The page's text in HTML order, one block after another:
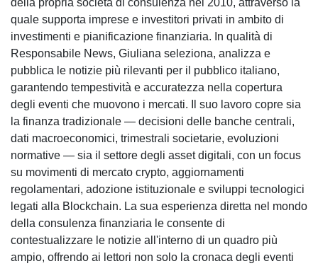
della propria società di consulenza nel 2010, attraverso la
quale supporta imprese e investitori privati in ambito di
investimenti e pianificazione finanziaria. In qualità di
Responsabile News, Giuliana seleziona, analizza e
pubblica le notizie più rilevanti per il pubblico italiano,
garantendo tempestività e accuratezza nella copertura
degli eventi che muovono i mercati. Il suo lavoro copre sia
la finanza tradizionale — decisioni delle banche centrali,
dati macroeconomici, trimestrali societarie, evoluzioni
normative — sia il settore degli asset digitali, con un focus
su movimenti di mercato crypto, aggiornamenti
regolamentari, adozione istituzionale e sviluppi tecnologici
legati alla Blockchain. La sua esperienza diretta nel mondo
della consulenza finanziaria le consente di
contestualizzare le notizie all'interno di un quadro più
ampio, offrendo ai lettori non solo la cronaca degli eventi